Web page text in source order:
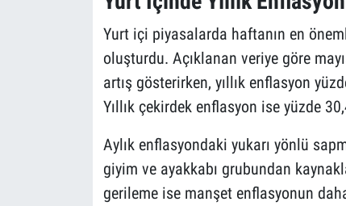
Yurt içi piyasalarda haftanın en
oluşturdu. Açıklanan veriye göre
artış gösterirken, yıllık enflasyon
Yıllık çekirdek enflasyon ise yüzde
Aylık enflasyondaki yukarı yönlü
giyim ve ayakkabı grubundan
gerileme ise manşet enflasyonun